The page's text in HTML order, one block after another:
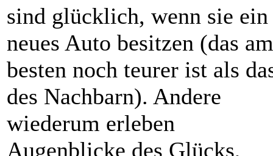
sind glücklich, wenn sie ein
neues Auto besitzen (das am
besten noch teurer ist als
des Nachbarn). Andere
wiederum erleben
Augenblicke des Glücks,